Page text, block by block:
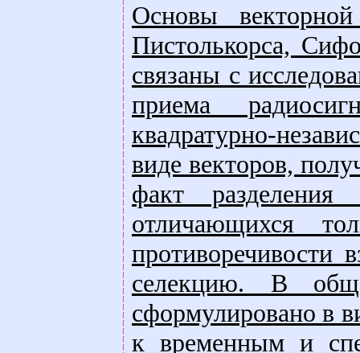
Основы
Пистолькорса,
связаны с
приема
квадратурно-
виде векторов,
факт
отличающихся
противоречивости
селекцию. В
сформулировано в
к временным и